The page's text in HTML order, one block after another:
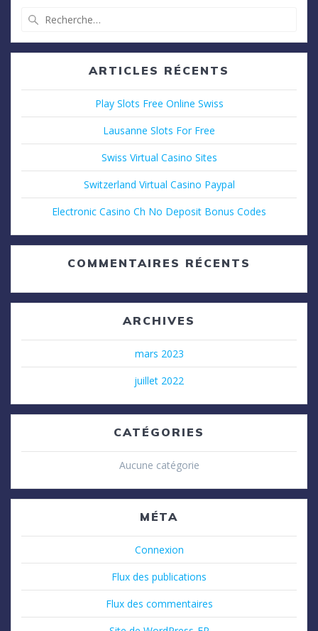
:
ARTICLES RÉCENTS
Play Slots Free Online Swiss
Lausanne Slots For Free
Swiss Virtual Casino Sites
Switzerland Virtual Casino Paypal
Electronic Casino Ch No Deposit Bonus Codes
COMMENTAIRES RÉCENTS
ARCHIVES
mars 2023
juillet 2022
CATÉGORIES
Aucune catégorie
MÉTA
Connexion
Flux des publications
Flux des commentaires